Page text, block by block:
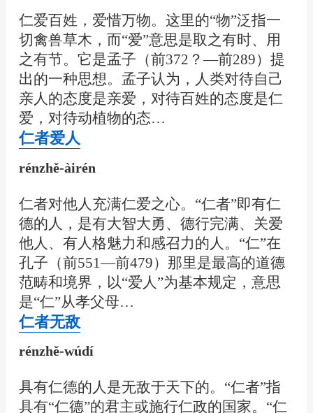
仁爱百姓，爱惜万物。这里的“物”泛指一
切禽兽草木，而“爱”意思是取之有时、用
之有节。它是孟子（前372？—前289）提
出的一种思想。孟子认为，人类对待自己
亲人的态度是亲爱，对待百姓的态度是仁
爱，对待动植物的态…
仁者爱人
rénzhě-àirén
仁者对他人充满仁爱之心。“仁者”即有仁
德的人，是有大智大勇、德行完满、关爱
他人、有人格魅力和感召力的人。“仁”在
孔子（前551—前479）那里是最高的道德
范畴和境界，以“爱人”为基本规定，意思
是“仁”从孝父母…
仁者无敌
rénzhě-wúdí
具有仁德的人是无敌于天下的。“仁者”指
具有“仁德”的君主或施行仁政的国家。“仁